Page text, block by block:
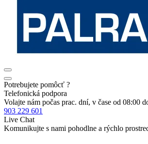
Potrebujete pomôcť ?
Telefonická podpora
Volajte nám počas prac. dní, v čase od 08:00
903 229 601
Live Chat
Komunikujte s nami pohodlne a rýchlo